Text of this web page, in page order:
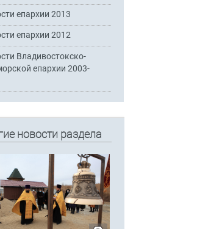
епархии 2013
епархии 2012
Владивостокско-
епархии 2003-
новости раздела